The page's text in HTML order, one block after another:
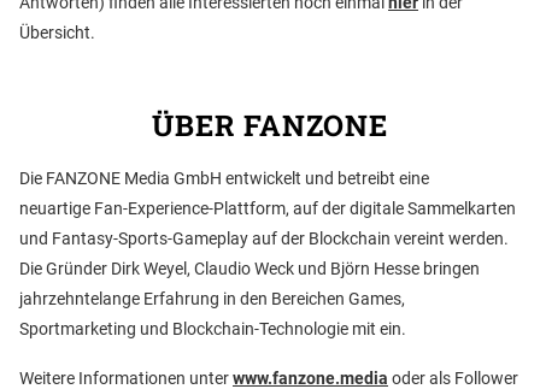
Übersicht.
ÜBER FANZONE
Die FANZONE Media GmbH entwickelt und betreibt eine
neuartige Fan-Experience-Plattform, auf der digitale Sammelkarten
und Fantasy-Sports-Gameplay auf der Blockchain vereint werden.
Die Gründer Dirk Weyel, Claudio Weck und Björn Hesse bringen
jahrzehntelange Erfahrung in den Bereichen Games,
Sportmarketing und Blockchain-Technologie mit ein.
Weitere Informationen unterwww.fanzone.media oder als Follower